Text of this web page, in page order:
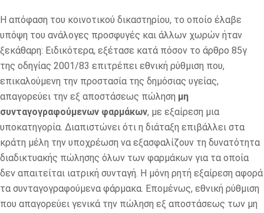
Η απόφαση του κοινοτικού δικαστηρίου, το οποίο έλαβε
υπόψη του ανάλογες προσφυγές και άλλων χωρών ήταν
ξεκάθαρη: Ειδικότερα, εξέτασε κατά πόσον το άρθρο 85γ
της οδηγίας 2001/83 επιτρέπει εθνική ρύθμιση που,
επικαλούμενη την προστασία της δημόσιας υγείας,
απαγορεύει την εξ αποστάσεως πώληση μη
συνταγογραφούμενων φαρμάκων, με εξαίρεση μια
υποκατηγορία. Διαπιστώνει ότι η διάταξη επιβάλλει στα
κράτη μέλη την υποχρέωση να εξασφαλίζουν τη δυνατότητα
διαδικτυακής πώλησης όλων των φαρμάκων για τα οποία
δεν απαιτείται ιατρική συνταγή. Η μόνη ρητή εξαίρεση αφορά
τα συνταγογραφούμενα φάρμακα. Επομένως, εθνική ρύθμιση
που απαγορεύει γενικά την πώληση εξ αποστάσεως των μη